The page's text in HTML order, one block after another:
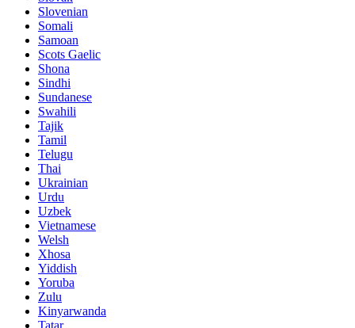
Slovenian
Somali
Samoan
Scots Gaelic
Shona
Sindhi
Sundanese
Swahili
Tajik
Tamil
Telugu
Thai
Ukrainian
Urdu
Uzbek
Vietnamese
Welsh
Xhosa
Yiddish
Yoruba
Zulu
Kinyarwanda